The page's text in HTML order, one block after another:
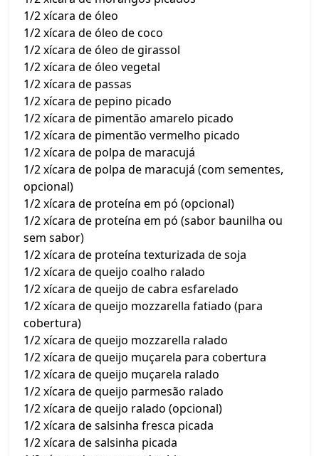
1/2 xícara de óleo
1/2 xícara de óleo de coco
1/2 xícara de óleo de girassol
1/2 xícara de óleo vegetal
1/2 xícara de passas
1/2 xícara de pepino picado
1/2 xícara de pimentão amarelo picado
1/2 xícara de pimentão vermelho picado
1/2 xícara de polpa de maracujá
1/2 xícara de polpa de maracujá (com sementes,
opcional)
1/2 xícara de proteína em pó (opcional)
1/2 xícara de proteína em pó (sabor baunilha ou
sem sabor)
1/2 xícara de proteína texturizada de soja
1/2 xícara de queijo coalho ralado
1/2 xícara de queijo de cabra esfarelado
1/2 xícara de queijo mozzarella fatiado (para
cobertura)
1/2 xícara de queijo mozzarella ralado
1/2 xícara de queijo muçarela para cobertura
1/2 xícara de queijo muçarela ralado
1/2 xícara de queijo parmesão ralado
1/2 xícara de queijo ralado (opcional)
1/2 xícara de salsinha fresca picada
1/2 xícara de salsinha picada